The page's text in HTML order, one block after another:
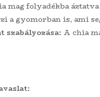
mag folyadékba
a gyomorban is, ami
szabályozása: A chia